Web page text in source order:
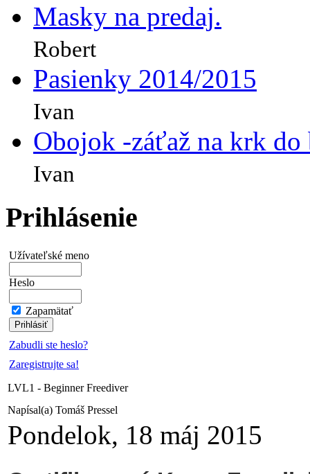
Masky na predaj.
Robert
Pasienky 2014/2015
Ivan
Obojok -záťaž na krk do
Ivan
Prihlásenie
Užívateľské meno
Heslo
Zapamätať
Zabudli ste heslo?
Zaregistrujte sa!
LVL1 - Beginner Freediver
Napísal(a) Tomáš Pressel
Pondelok, 18 máj 2015